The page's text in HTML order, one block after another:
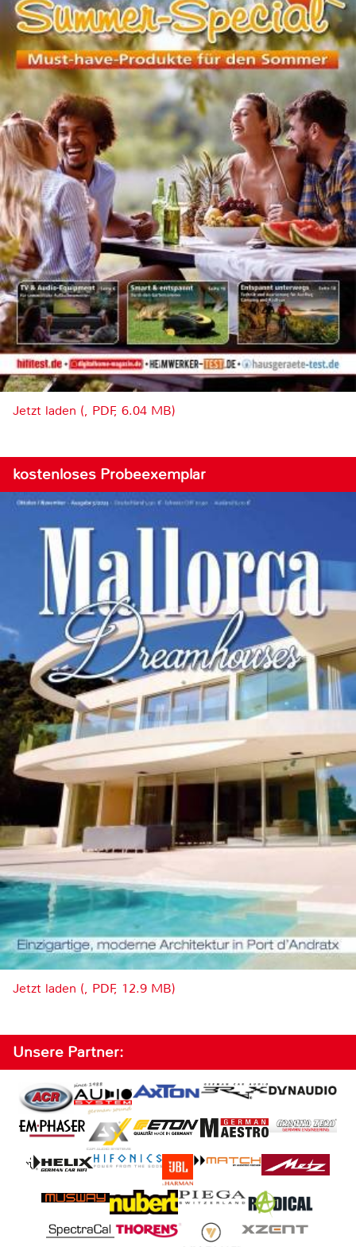
Jetzt laden (, PDF, 6.04 MB)
kostenloses Probeexemplar
Jetzt laden (, PDF, 12.9 MB)
Unsere Partner: